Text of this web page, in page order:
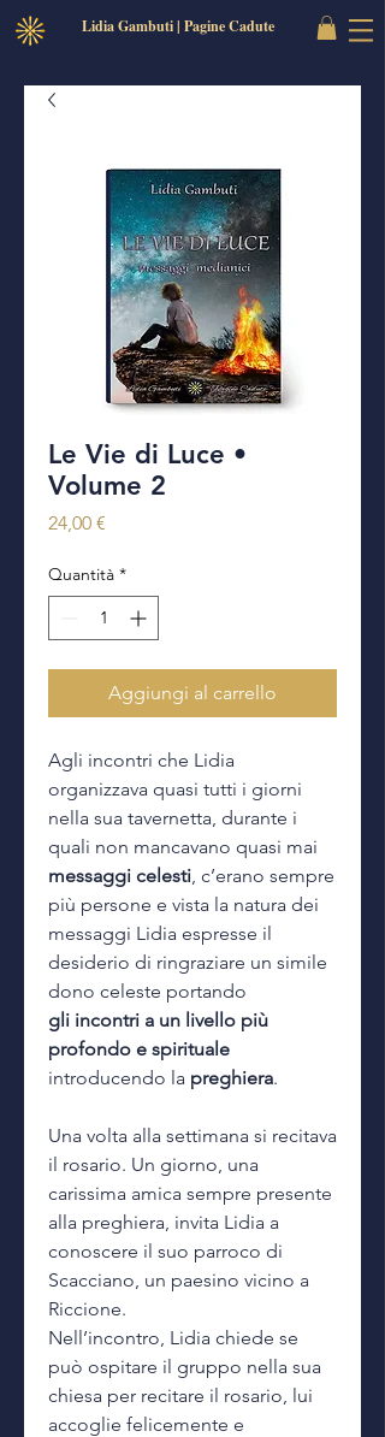
Lidia Gambuti | Pagine Cadute
Le Vie di Luce •
Volume 2
24,00 €
Quantità *
Aggiungi al carrello
Agli incontri che Lidia
organizzava quasi tutti i giorni
nella sua tavernetta, durante i
quali non mancavano quasi mai
messaggi celesti, c’erano sempre
più persone e vista la natura dei
messaggi Lidia espresse il
desiderio di ringraziare un simile
dono celeste portando
gli incontri a un livello più
profondo e spirituale
introducendo la preghiera.
Una volta alla settimana si recitava
il rosario. Un giorno, una
carissima amica sempre presente
alla preghiera, invita Lidia a
conoscere il suo parroco di
Scacciano, un paesino vicino a
Riccione.
Nell’incontro, Lidia chiede se
può ospitare il gruppo nella sua
chiesa per recitare il rosario, lui
accoglie felicemente e